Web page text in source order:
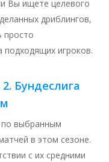
Вы ищете целевого
дриблингов,
просто
подходящих игроков.
Бундеслига
по выбранным
в этом сезоне.
с их средними